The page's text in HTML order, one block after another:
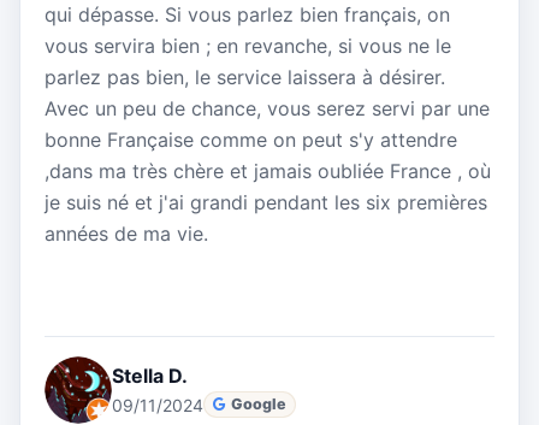
qui dépasse. Si vous parlez bien français, on
vous servira bien ; en revanche, si vous ne le
parlez pas bien, le service laissera à désirer.
Avec un peu de chance, vous serez servi par une
bonne Française comme on peut s'y attendre
,dans ma très chère et jamais oubliée France , où
je suis né et j'ai grandi pendant les six premières
années de ma vie.
Stella D.
09/11/2024 Google